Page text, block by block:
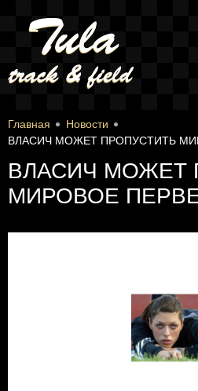
Главная
Новости
ВЛАСИЧ МОЖЕТ ПРОПУСТИТЬ
ВЛАСИЧ МОЖЕТ
МИРОВОЕ